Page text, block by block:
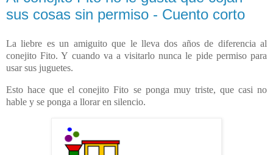
sus cosas sin permiso - Cuento corto
La liebre es un amiguito que le lleva dos años de diferencia al
conejito Fito. Y cuando va a visitarlo nunca le pide permiso para
usar sus juguetes.
Esto hace que el conejito Fito se ponga muy triste, que casi no
hable y se ponga a llorar en silencio.